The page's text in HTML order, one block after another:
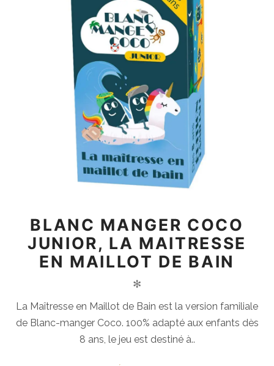
BLANC MANGER COCO
JUNIOR, LA MAITRESSE
EN MAILLOT DE BAIN
✻
La Maîtresse en Maillot de Bain est la version familiale
de Blanc-manger Coco. 100% adapté aux enfants dès
8 ans, le jeu est destiné à..